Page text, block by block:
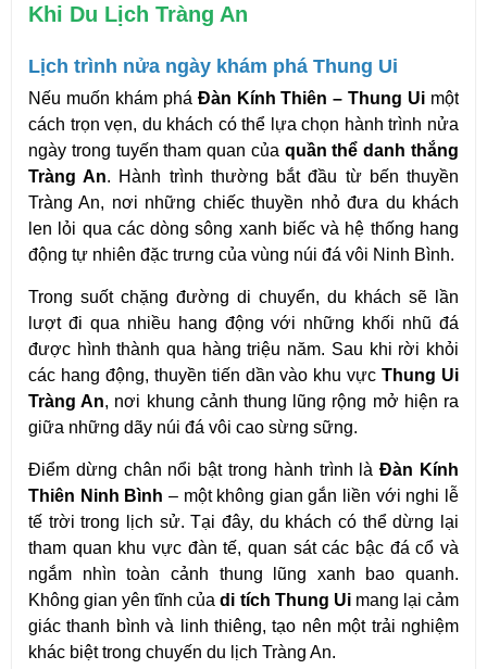
Khi Du Lịch Tràng An
Lịch trình nửa ngày khám phá Thung Ui
Nếu muốn khám phá Đàn Kính Thiên – Thung Ui một
cách trọn vẹn, du khách có thể lựa chọn hành trình nửa
ngày trong tuyến tham quan của quần thể danh thắng
Tràng An. Hành trình thường bắt đầu từ bến thuyền
Tràng An, nơi những chiếc thuyền nhỏ đưa du khách
len lỏi qua các dòng sông xanh biếc và hệ thống hang
động tự nhiên đặc trưng của vùng núi đá vôi Ninh Bình.
Trong suốt chặng đường di chuyển, du khách sẽ lần
lượt đi qua nhiều hang động với những khối nhũ đá
được hình thành qua hàng triệu năm. Sau khi rời khỏi
các hang động, thuyền tiến dần vào khu vực Thung Ui
Tràng An, nơi khung cảnh thung lũng rộng mở hiện ra
giữa những dãy núi đá vôi cao sừng sững.
Điểm dừng chân nổi bật trong hành trình là Đàn Kính
Thiên Ninh Bình – một không gian gắn liền với nghi lễ
tế trời trong lịch sử. Tại đây, du khách có thể dừng lại
tham quan khu vực đàn tế, quan sát các bậc đá cổ và
ngắm nhìn toàn cảnh thung lũng xanh bao quanh.
Không gian yên tĩnh của di tích Thung Ui mang lại cảm
giác thanh bình và linh thiêng, tạo nên một trải nghiệm
khác biệt trong chuyến du lịch Tràng An.